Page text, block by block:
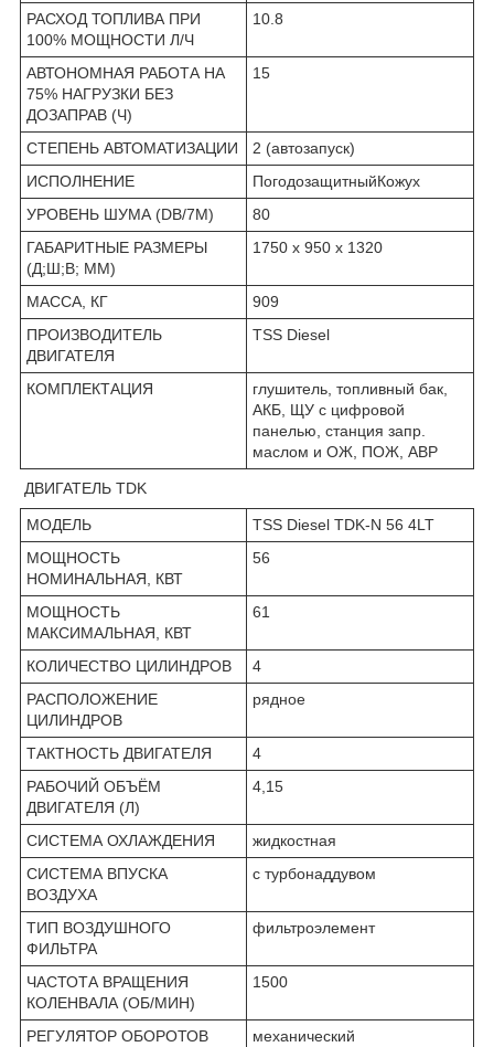
РАСХОД ТОПЛИВА ПРИ
100% МОЩНОСТИ Л/Ч
10.8
АВТОНОМНАЯ РАБОТА НА
75% НАГРУЗКИ БЕЗ
ДОЗАПРАВ (Ч)
15
СТЕПЕНЬ АВТОМАТИЗАЦИИ
2 (автозапуск)
ИСПОЛНЕНИЕ
ПогодозащитныйКожух
УРОВЕНЬ ШУМА (DB/7М)
80
ГАБАРИТНЫЕ РАЗМЕРЫ
(Д;Ш;В; ММ)
1750 х 950 х 1320
МАССА, КГ
909
ПРОИЗВОДИТЕЛЬ
ДВИГАТЕЛЯ
TSS Diesel
КОМПЛЕКТАЦИЯ
глушитель, топливный бак,
АКБ, ЩУ с цифровой
панелью, станция запр.
маслом и ОЖ, ПОЖ, АВР
ДВИГАТЕЛЬ TDK
МОДЕЛЬ
TSS Diesel TDK-N 56 4LT
МОЩНОСТЬ
НОМИНАЛЬНАЯ, КВТ
56
МОЩНОСТЬ
МАКСИМАЛЬНАЯ, КВТ
61
КОЛИЧЕСТВО ЦИЛИНДРОВ
4
РАСПОЛОЖЕНИЕ
ЦИЛИНДРОВ
рядное
ТАКТНОСТЬ ДВИГАТЕЛЯ
4
РАБОЧИЙ ОБЪЁМ
ДВИГАТЕЛЯ (Л)
4,15
СИСТЕМА ОХЛАЖДЕНИЯ
жидкостная
СИСТЕМА ВПУСКА
ВОЗДУХА
с турбонаддувом
ТИП ВОЗДУШНОГО
ФИЛЬТРА
фильтроэлемент
ЧАСТОТА ВРАЩЕНИЯ
КОЛЕНВАЛА (ОБ/МИН)
1500
РЕГУЛЯТОР ОБОРОТОВ
механический